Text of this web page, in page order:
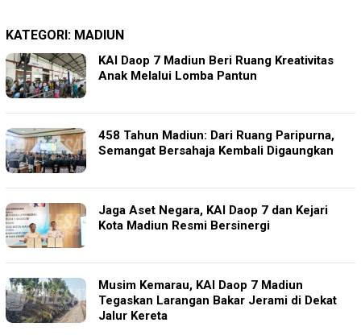
KATEGORI: MADIUN
KAI Daop 7 Madiun Beri Ruang Kreativitas
Anak Melalui Lomba Pantun
458 Tahun Madiun: Dari Ruang Paripurna,
Semangat Bersahaja Kembali Digaungkan
Jaga Aset Negara, KAI Daop 7 dan Kejari
Kota Madiun Resmi Bersinergi
Musim Kemarau, KAI Daop 7 Madiun
Tegaskan Larangan Bakar Jerami di Dekat
Jalur Kereta